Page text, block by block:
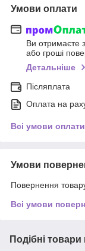
Умови оплати
Ви отримаєте
або гроші
Детальніше
Післяплата
Оплата на
Всі умови оплати
Умови
Повернення
Всі умови
Подібні товари